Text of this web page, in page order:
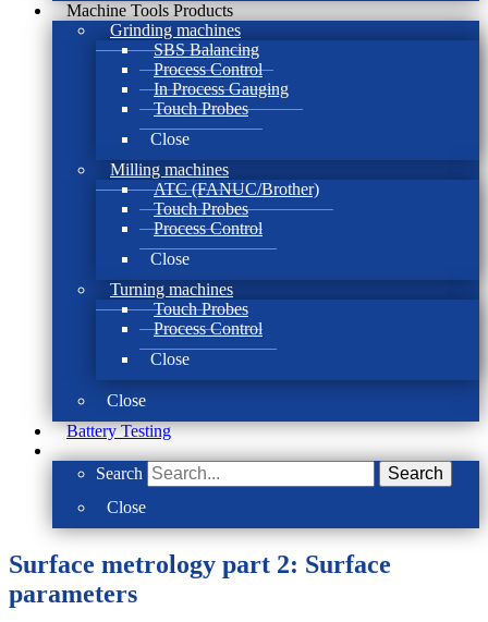
Machine Tools Products
Grinding machines
SBS Balancing
Process Control
In Process Gauging
Touch Probes
Close
Milling machines
ATC (FANUC/Brother)
Touch Probes
Process Control
Close
Turning machines
Touch Probes
Process Control
Close
Close
Battery Testing
Search
Search
Close
Surface metrology part 2: Surface
parameters